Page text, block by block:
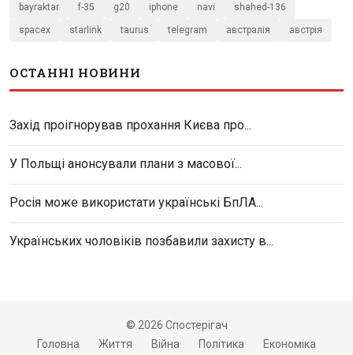
bayraktar f-35 g20 iphone navi shahed-136
spacex starlink taurus telegram австралія австрія
ОСТАННІ НОВИНИ
Захід проігнорував прохання Києва про...
У Польщі анонсували плани з масової...
Росія може використати українські БпЛА...
Українських чоловіків позбавили захисту в...
© 2026 Спостерігач
Головна
Життя Війна Політика Економіка